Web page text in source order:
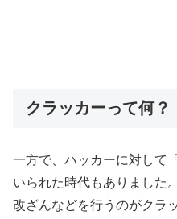
クラッカーって何？
一方で、ハッカーに対して
いられた時代もありました
改ざんなどを行うのがクラ